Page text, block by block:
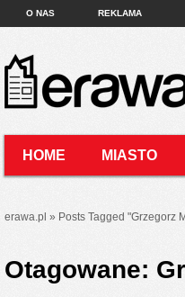
O NAS REKLAMA
HOME MIASTO
erawa.pl » Posts Tagged "Grzegorz
Otagowane: